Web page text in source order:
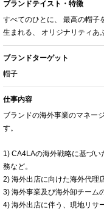
ブランドテイスト・特徴
すべてのひとに、 最高の帽子
生まれる、 オリジナリティあ
ブランドターゲット
帽子
仕事内容
ブランドの海外事業のマネー
す。
1) CA4LAの海外戦略に基づ
務など。
2) 海外出店に向けた海外代理
3) 海外事業及び海外卸チーム
4) 海外出店に伴う、現地リサ